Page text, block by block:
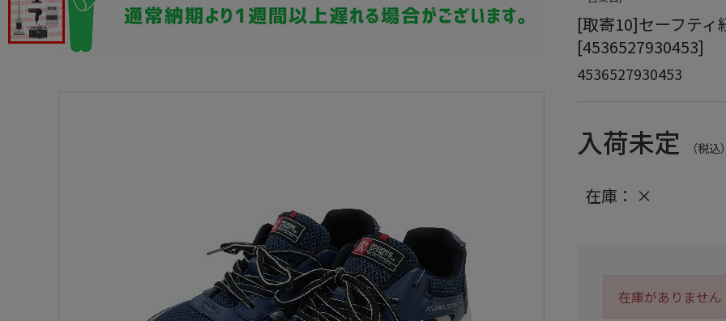
[取寄10]セーフティ
[4536527930453]
4536527930453
入荷未定 （税込
在庫： ×
在庫がありません